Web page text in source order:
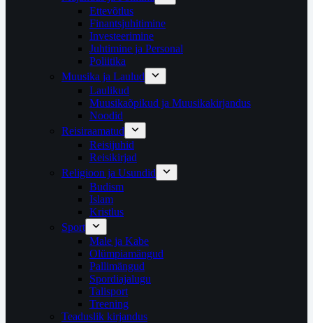
Ettevõtlus
Finantsjuhitimine
Investeerimine
Juhtimine ja Personal
Poliitika
Muusika ja Laulud
Laulikud
Muusikaõpikud ja Muusikakirjandus
Noodid
Reisiraamatud
Reisijuhid
Reisikirjad
Religioon ja Usundid
Budism
Islam
Kristlus
Sport
Male ja Kabe
Olümpiamängud
Pallimängud
Spordiajalugu
Talisport
Treening
Teaduslik kirjandus